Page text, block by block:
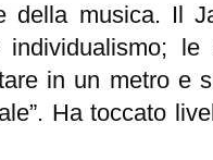
della musica. Il
in un metro e
Ha toccato